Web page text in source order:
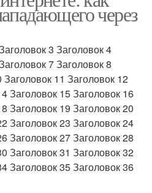
через
3 Заголовок 4
7 Заголовок 8
11 Заголовок 12
Заголовок 15 Заголовок 16
Заголовок 19 Заголовок 20
Заголовок 23 Заголовок 24
Заголовок 27 Заголовок 28
Заголовок 31 Заголовок 32
Заголовок 35 Заголовок 36